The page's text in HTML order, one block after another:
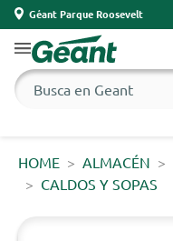
Géant Parque Roosevelt
HOME ALMACÉN
CALDOS Y SOPAS